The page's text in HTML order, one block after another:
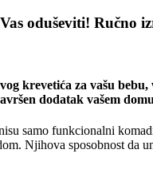
oduševiti! Ručno
krevetića za vašu
dodatak vašem
samo funkcionalni
Njihova sposobnost da